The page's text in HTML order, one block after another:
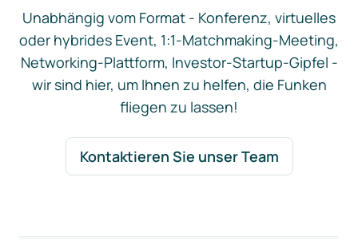
Unabhängig vom Format - Konferenz, virtuelles
oder hybrides Event, 1:1-Matchmaking-Meeting,
Networking-Plattform, Investor-Startup-Gipfel -
wir sind hier, um Ihnen zu helfen, die Funken
fliegen zu lassen!
Kontaktieren Sie unser Team